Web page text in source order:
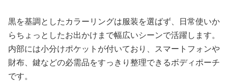
黒を基調としたカラーリングは服装を選ばず、日常使いか
らちょっとしたお出かけまで幅広いシーンで活躍します。
内部には小分けポケットが付いており、スマートフォンや
財布、鍵などの必需品をすっきり整理できるボディポーチ
です。